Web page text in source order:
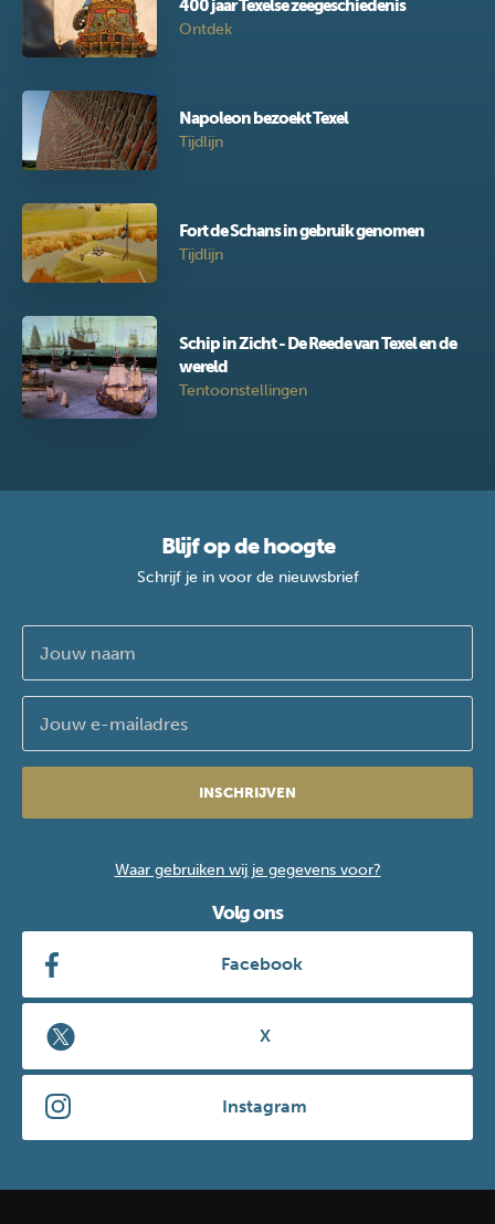
400 jaar Texelse zeegeschiedenis
Ontdek
Napoleon bezoekt Texel
Tijdlijn
Fort de Schans in gebruik genomen
Tijdlijn
Schip in Zicht - De Reede van Texel en de
wereld
Tentoonstellingen
Blijf op de hoogte
Schrijf je in voor de nieuwsbrief
INSCHRIJVEN
Waar gebruiken wij je gegevens voor?
Volg ons
Facebook
X
Instagram